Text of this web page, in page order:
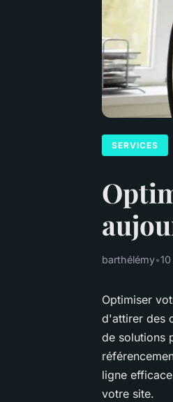
SERVICES
barthélémy•
Optimiser
d'attirer des
de solutions
ligne
votre site.